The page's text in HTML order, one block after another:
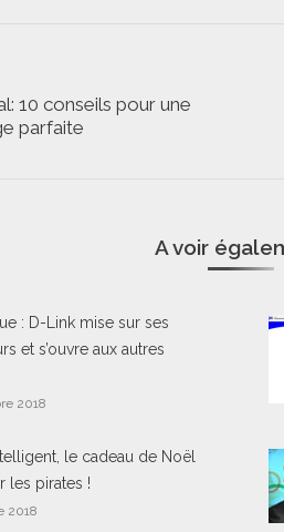
10 conseils pour une
parfaite
A voir
: D-Link mise sur ses
et s’ouvre aux autres
2018
le cadeau de Noël
les pirates !
2018